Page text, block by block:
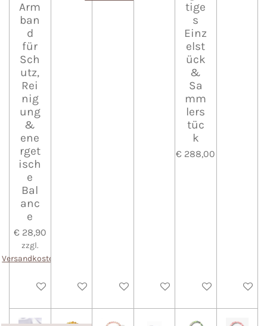
Arm
ban
d
für
Sch
utz,
Rei
nig
ung
&
ene
rget
isch
e
Bal
anc
e
€ 28,90
zzgl.
Versandkosten
In den WarenkorbIn den WarenkorbIn den WarenkorbIn den Warenkorb
tige
s
Einz
elst
ück
&
Sa
mm
lers
tüc
k
€ 288,00
In den Warenkorb
In den